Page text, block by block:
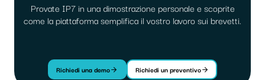
Provate IP7 in una dimostrazione personale e scoprite
come la piattaforma semplifica il vostro lavoro sui brevetti.
Richiedi una demo Richiedi un preventivo